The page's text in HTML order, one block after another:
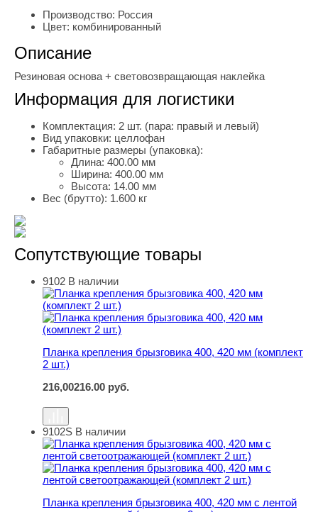
Производство: Россия
Цвет: комбинированный
Описание
Резиновая основа + световозвращающая наклейка
Информация для логистики
Комплектация: 2 шт. (пара: правый и левый)
Вид упаковки: целлофан
Габаритные размеры (упаковка):
Длина: 400.00 мм
Ширина: 400.00 мм
Высота: 14.00 мм
Вес (брутто): 1.600 кг
Сопутствующие товары
Планка крепления брызговика 400, 420 мм (комплект 2
9102 В наличии
Планка крепления брызговика 400, 420 мм (комплект
2 шт.)
216,00216.00 руб.
Планка крепления брызговика 400, 420 мм с лентой
9102S В наличии
Планка крепления брызговика 400, 420 мм с лентой